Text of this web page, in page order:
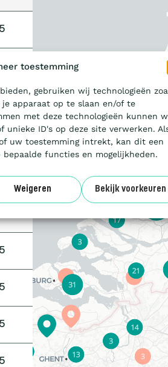
toestemming
gebruiken wij technologieën
apparaat op te slaan en/of te
met deze technologieën kunnen
unieke ID's op deze site verwerken.
uw toestemming intrekt, kan dit een
functies en mogelijkheden.
Weigeren Bekijk voorkeuren
5
3
3
5
5
5
5